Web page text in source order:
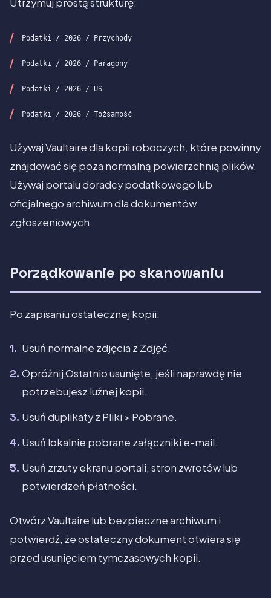
Utrzymuj prostą strukturę:
Podatki / 2026 / Przychody
Podatki / 2026 / Paragony
Podatki / 2026 / US
Podatki / 2026 / Tożsamość
Używaj Vaultaire dla kopii roboczych, które powinny
znajdować się poza normalną powierzchnią plików.
Używaj portalu doradcy podatkowego lub
oficjalnego archiwum dla dokumentów
zgłoszeniowych.
Porządkowanie po skanowaniu
Po zapisaniu ostatecznej kopii:
Usuń normalne zdjęcia z Zdjęć.
Opróżnij Ostatnio usunięte, jeśli naprawdę nie
potrzebujesz luźnej kopii.
Usuń duplikaty z Pliki > Pobrane.
Usuń lokalnie pobrane załączniki e-mail.
Usuń zrzuty ekranu portali, stron zwrotów lub
potwierdzeń płatności.
Otwórz Vaultaire lub bezpieczne archiwum i
potwierdź, że ostateczny dokument otwiera się
przed usunięciem tymczasowych kopii.